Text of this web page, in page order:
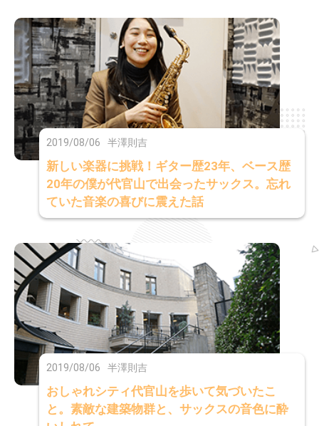
2019/08/06 半澤則吉
新しい楽器に挑戦！ギター歴23年、ベース歴
20年の僕が代官山で出会ったサックス。忘れ
ていた音楽の喜びに震えた話
2019/08/06 半澤則吉
おしゃれシティ代官山を歩いて気づいたこ
と。素敵な建築物群と、サックスの音色に酔